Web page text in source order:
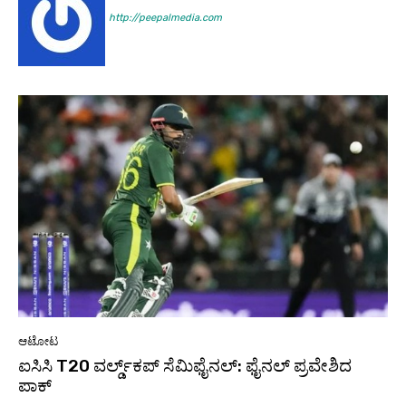
http://peepalmedia.com
ಆಟೋಟ
ಐಸಿಸಿ T20 ವರ್ಲ್ಡ್‌ಕಪ್‌ ಸೆಮಿಫೈನಲ್‌: ಫೈನಲ್‌ ಪ್ರವೇಶಿದ
ಪಾಕ್‌